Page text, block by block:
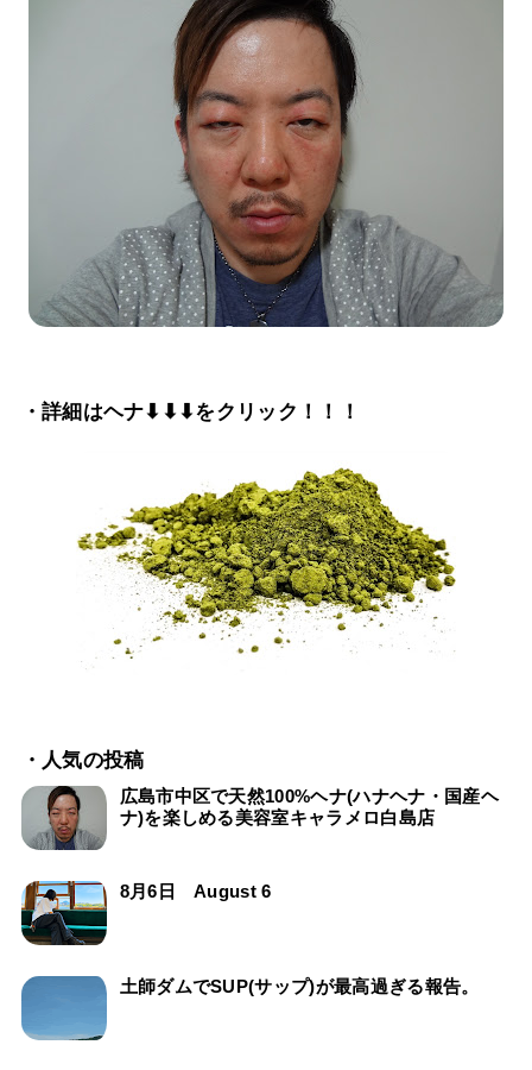
・詳細はヘナ⬇⬇⬇をクリック！！！
・人気の投稿
広島市中区で天然100%ヘナ(ハナヘナ・国産ヘ
ナ)を楽しめる美容室キャラメロ白島店
8月6日 August 6
土師ダムでSUP(サップ)が最高過ぎる報告。